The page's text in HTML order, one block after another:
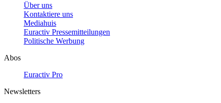
Über uns
Kontaktiere uns
Mediahuis
Euractiv Pressemitteilungen
Politische Werbung
Abos
Euractiv Pro
Newsletters